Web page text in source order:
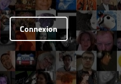
Connexion